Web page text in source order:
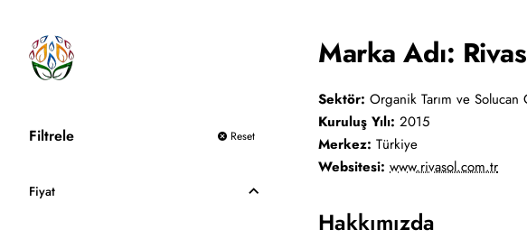
Filtrele Reset
Fiyat
Marka Adı:
Sektör: Organik Tarım ve
Kuruluş Yılı: 2015
Merkez: Türkiye
Websitesi: www.rivasol.com.tr
Hakkımızda